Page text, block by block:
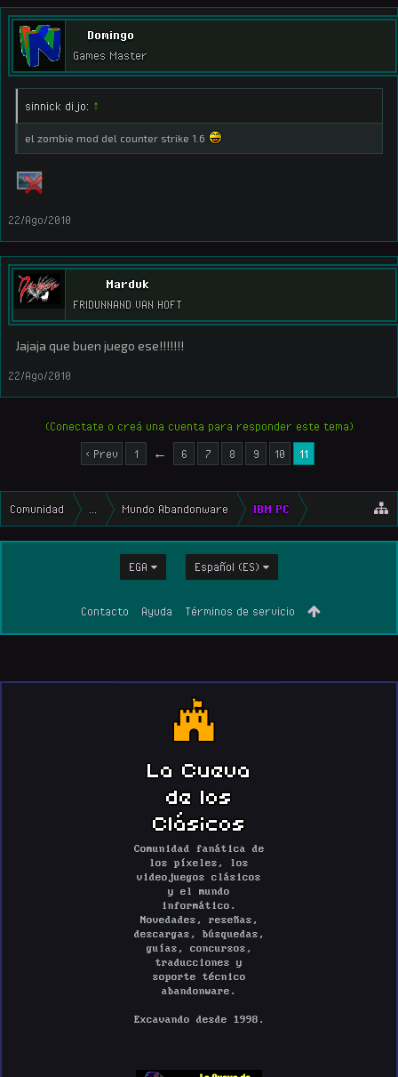
Domingo
Games Master
sinnick dijo: ↑
el zombie mod del counter strike 1.6
22/Ago/2010
Marduk
FRIDUNNAND VAN HOFT
Jajaja que buen juego ese!!!!!!!
22/Ago/2010
(Conectate o creá una cuenta para responder este tema)
< Prev
1 ← 6 7 8 9 10 11
Comunidad Mundo Abandonware IBM PC
EGA Español (ES)
Contacto Ayuda Términos de servicio
La Cueva
de los
Clásicos
Comunidad fanática de
los píxeles, los
videojuegos clásicos
y el mundo
informático.
Novedades, reseñas,
descargas, búsquedas,
guías, concursos,
traducciones y
soporte técnico
abandonware.
Excavando desde 1998.